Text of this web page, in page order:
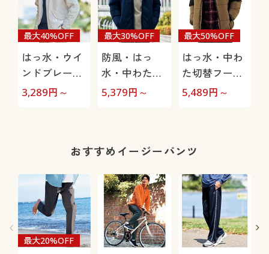
はっ水・ウイ
ンドブレーカ
ーブルゾン
最大40%OFF
3,289円～
防風・はっ
水・中わたブ
ルゾン
最大30%OFF
5,379円～
はっ水・中わ
た切替フード
ブルゾン
最大50%OFF
5,489円～
おすすめイージーパンツ
最大20%OFF